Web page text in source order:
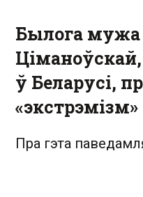
Былога
Ціманоўскай,
ў Беларусі,
«экстрэмізм»
Пра гэта